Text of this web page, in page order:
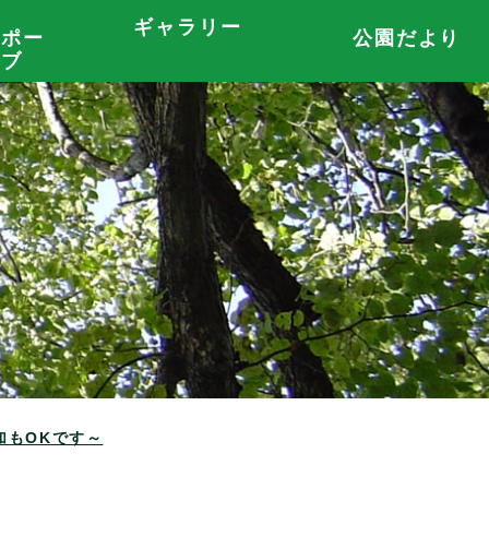
ー
ギャラリー 公園だより
OKです～